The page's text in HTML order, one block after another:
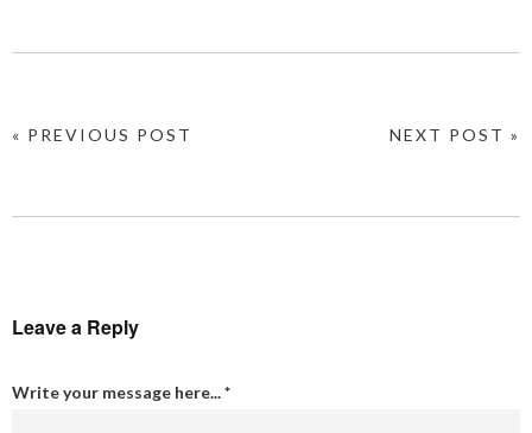
NEXT POST »
« PREVIOUS POST
Leave a Reply
Write your message here...*